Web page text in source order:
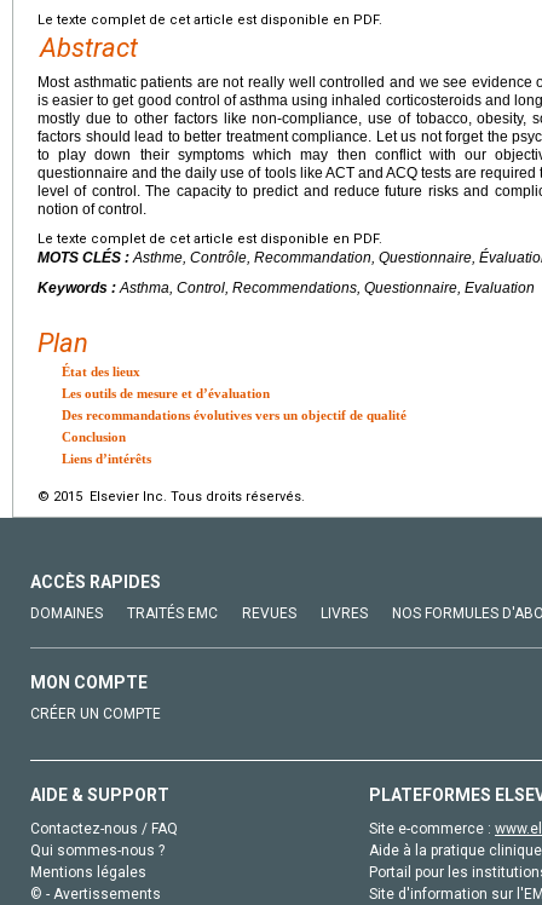
Le texte complet de cet article est disponible en PDF.
Abstract
Most asthmatic patients are not really well controlled and we see evidence
is easier to get good control of asthma using inhaled corticosteroids and
mostly due to other factors like non-compliance, use of tobacco, obesity,
factors should lead to better treatment compliance. Let us not forget the
to play down their symptoms which may then conflict with our
questionnaire and the daily use of tools like ACT and ACQ tests are
level of control. The capacity to predict and reduce future risks and
notion of control.
Le texte complet de cet article est disponible en PDF.
MOTS CLÉS :Asthme, Contrôle, Recommandation, Questionnaire,
Keywords :Asthma, Control, Recommendations, Questionnaire, Evaluation
Plan
État des lieux
Les outils de mesure et d’évaluation
Des recommandations évolutives vers un objectif de qualité
Conclusion
Liens d’intérêts
© 2015 Elsevier Inc. Tous droits réservés.
ACCÈS RAPIDES
DOMAINES TRAITÉS EMC REVUES LIVRES NOS FORMULES
MON COMPTE
CRÉER UN COMPTE
AIDE & SUPPORT
Contactez-nous / FAQ
Qui sommes-nous ?
Mentions légales
© - Avertissements
PLATEFORMES
Site e-commerce :
Aide à la pratique
Portail pour les
Site d'information sur